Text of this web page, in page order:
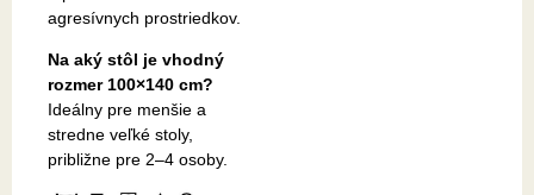
agresívnych prostriedkov.
Na aký stôl je vhodný
rozmer 100×140 cm?
Ideálny pre menšie a
stredne veľké stoly,
približne pre 2–4 osoby.